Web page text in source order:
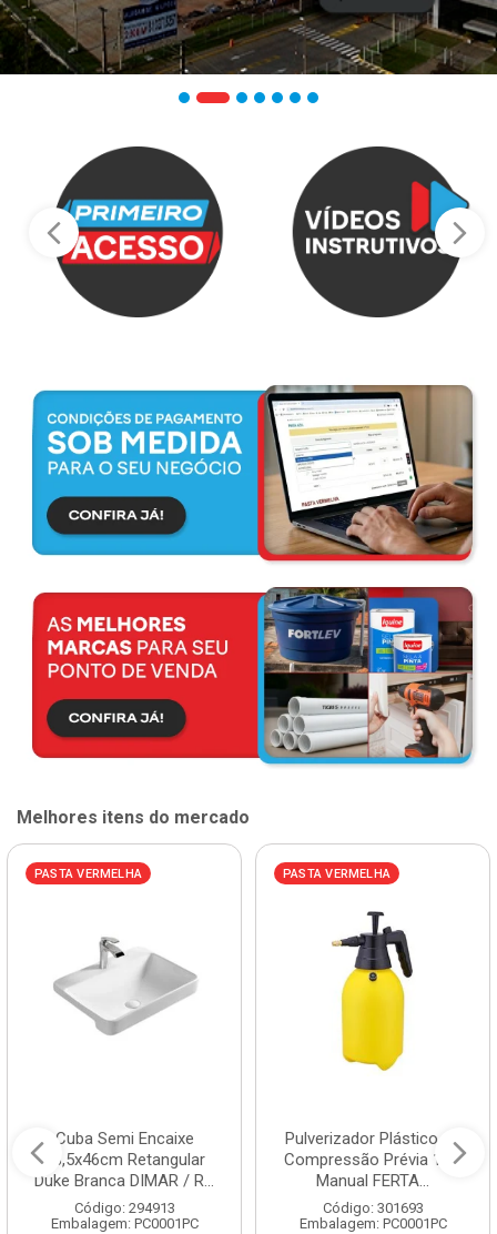
Melhores itens do mercado
PASTA VERMELHA
Cuba Semi Encaixe
58,5x46cm Retangular
Duke Branca DIMAR / R...
Código: 294913
Embalagem: PC0001PC
PASTA VERMELHA
Pulverizador Plástico de
Compressão Prévia 1,5L
Manual FERTA...
Código: 301693
Embalagem: PC0001PC